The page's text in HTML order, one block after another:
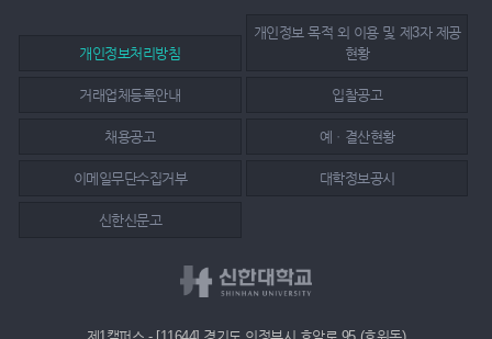
개인정보처리방침
개인정보 목적 외 이용 및 제3자 제공
현황
거래업체등록안내 입찰공고
채용공고 예ㆍ결산현황
이메일무단수집거부 대학정보공시
신한신문고
제1캠퍼스 - [11644] 경기도 의정부시 호암로 95 (호원동)